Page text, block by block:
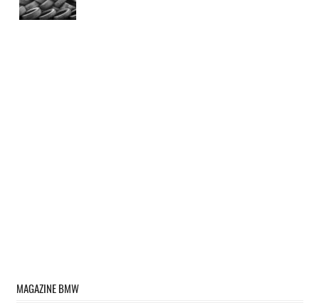
MAGAZINE BMW